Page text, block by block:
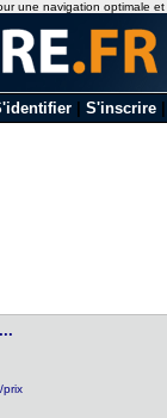
S'inscrire
prix
une navigation optimale